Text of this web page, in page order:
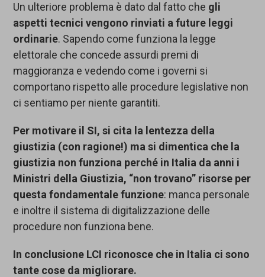
Un ulteriore problema è dato dal fatto che gli
aspetti tecnici vengono rinviati a future leggi
ordinarie. Sapendo come funziona la legge
elettorale che concede assurdi premi di
maggioranza e vedendo come i governi si
comportano rispetto alle procedure legislative non
ci sentiamo per niente garantiti.
Per motivare il SI, si cita la lentezza della
giustizia (con ragione!) ma si dimentica che la
giustizia non funziona perché in Italia da anni i
Ministri della Giustizia, “non trovano” risorse per
questa fondamentale funzione: manca personale
e inoltre il sistema di digitalizzazione delle
procedure non funziona bene.
In conclusione LCI riconosce che in Italia ci sono
tante cose da migliorare.